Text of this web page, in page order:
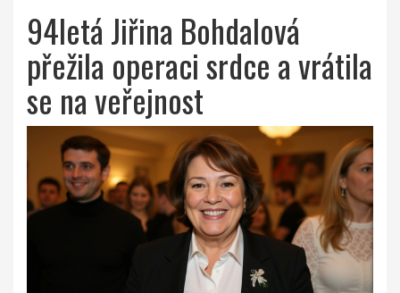
94letá Jiřina Bohdalová
přežila operaci srdce a vrátila
se na veřejnost